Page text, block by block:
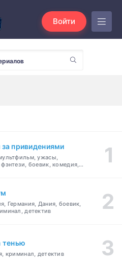
Войти
привидениями
ужасы,
боевик, комедия,
Германия, Дания, боевик,
детектив
тенью
криминал, детектив